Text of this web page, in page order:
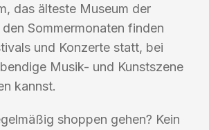
das älteste Museum der
Sommermonaten finden
und Konzerte statt, bei
Musik- und Kunstszene
kannst.
shoppen gehen? Kein